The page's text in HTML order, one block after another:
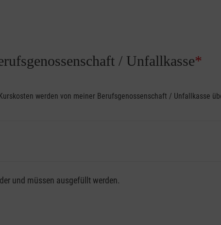
/ Unfallkasse*
werden von meiner Berufsgenossenschaft / Unfallkasse
/ Unfallkasse nutzen, beachten Sie bitte, dass
vollen Kursgebühr als Selbstzahler.
und müssen ausgefüllt werden.